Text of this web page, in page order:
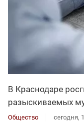
В Краснодаре
разыскиваемых
Общество сегодня,